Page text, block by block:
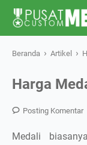
Beranda › Artikel ›
Harga
Posting Komentar
Medali